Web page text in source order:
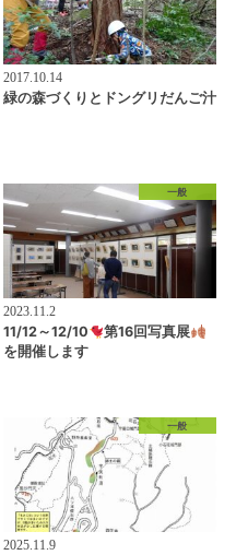
2017.10.14
緑の森づくりとドングリだんご汁
一般
2023.11.2
11/12～12/10
第16回写真展
を開催します
一般
2025.11.9